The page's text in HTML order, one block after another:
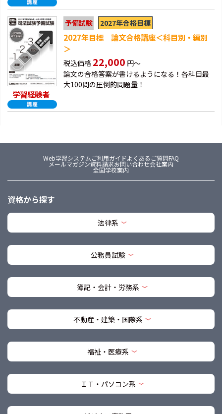
学習経験者
予備試験 2027年合格目標
2027年目標 論文合格講座＜科目別・編別
＞
税込価格 22,000 円～
論文の合格答案が書けるようになる！各科目最
大100問の圧倒的問題量！
Web学習システムご利用ガイドよくあるご質問FAQ
メールマガジン資料請求お問い合わせ会社案内
全国学校案内
資格から探す
法律系
公務員試験
簿記・会計・労務系
不動産・建築・国際系
福祉・医療系
ＩＴ・パソコン系